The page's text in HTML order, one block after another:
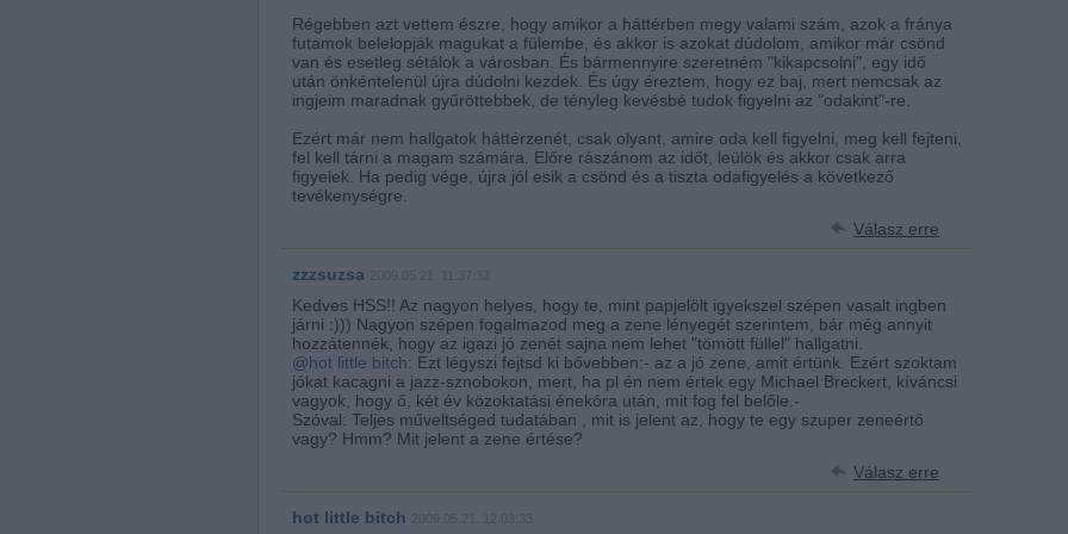
Régebben azt vettem észre, hogy amikor a háttérben megy valami szám, azok a fránya
futamok belelopják magukat a fülembe, és akkor is azokat dúdolom, amikor már csönd
van és esetleg sétálok a városban. És bármennyire szeretném "kikapcsolni", egy idő
után önkéntelenül újra dúdolni kezdek. És úgy éreztem, hogy ez baj, mert nemcsak az
ingjeim maradnak gyűröttebbek, de tényleg kevésbé tudok figyelni az "odakint"-re.
Ezért már nem hallgatok háttérzenét, csak olyant, amire oda kell figyelni, meg kell fejteni,
fel kell tárni a magam számára. Előre rászánom az időt, leülök és akkor csak arra
figyelek. Ha pedig vége, újra jól esik a csönd és a tiszta odafigyelés a következő
tevékenységre.
Válasz erre
zzzsuzsa
Kedves HSS!! Az nagyon helyes, hogy te, mint papjelölt igyekszel szépen vasalt ingben
járni :))) Nagyon szépen fogalmazod meg a zene lényegét szerintem, bár még annyit
hozzátennék, hogy az igazi jó zenét sajna nem lehet "tömött füllel" hallgatni.
@hot little bitch: Ezt légyszi fejtsd ki bővebben:- az a jó zene, amit értünk. Ezért szoktam
jókat kacagni a jazz-sznobokon, mert, ha pl én nem értek egy Michael Breckert, kíváncsi
vagyok, hogy ő, két év közoktatási énekóra után, mit fog fel belőle.-
Szóval: Teljes műveltséged tudatában , mit is jelent az, hogy te egy szuper zeneértő
vagy? Hmm? Mit jelent a zene értése?
Válasz erre
hot little bitch